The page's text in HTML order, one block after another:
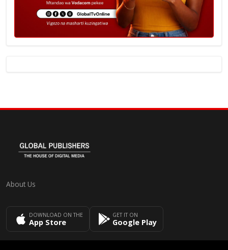
About Us
DOWNLOAD ON THE
App Store
GET IT ON
Google Play